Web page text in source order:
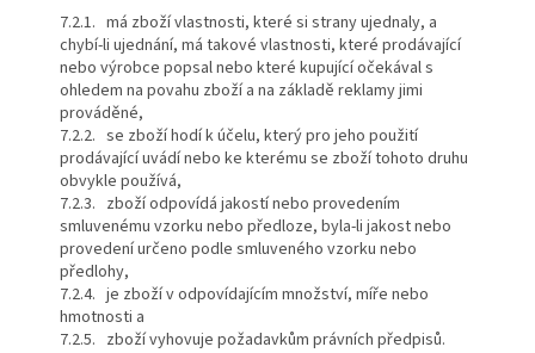
7.2.1. má zboží vlastnosti, které si strany ujednaly, a
chybí-li ujednání, má takové vlastnosti, které prodávající
nebo výrobce popsal nebo které kupující očekával s
ohledem na povahu zboží a na základě reklamy jimi
prováděné,
7.2.2. se zboží hodí k účelu, který pro jeho použití
prodávající uvádí nebo ke kterému se zboží tohoto druhu
obvykle používá,
7.2.3. zboží odpovídá jakostí nebo provedením
smluvenému vzorku nebo předloze, byla-li jakost nebo
provedení určeno podle smluveného vzorku nebo
předlohy,
7.2.4. je zboží v odpovídajícím množství, míře nebo
hmotnosti a
7.2.5. zboží vyhovuje požadavkům právních předpisů.